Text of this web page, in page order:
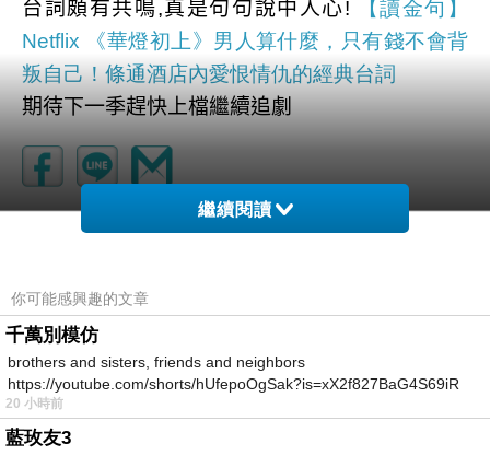
台詞頗有共鳴,真是句句說中人心!
【讀金句】
Netflix 《華燈初上》男人算什麼，只有錢不會背
叛自己！條通酒店內愛恨情仇的經典台詞
期待下一季趕快上檔繼續追劇
繼續閱讀
你可能感興趣的文章
千萬別模仿
brothers and sisters, friends and neighbors
https://youtube.com/shorts/hUfepoOgSak?is=xX2f827BaG4S69iR
https
20 小時前
藍玫友3